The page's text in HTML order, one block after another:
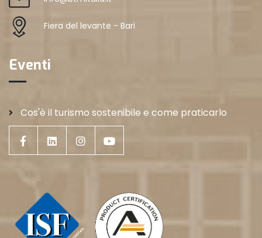
Fiera del levante - Bari
Eventi
Cos'è il turismo sostenibile e come praticarlo